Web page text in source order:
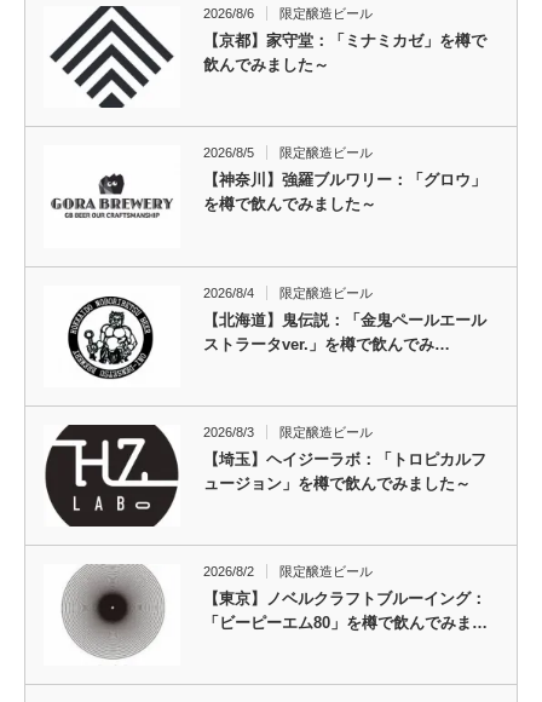
2026/8/6 限定醸造ビール
【京都】家守堂：「ミナミカゼ」を樽で
飲んでみました～
2026/8/5 限定醸造ビール
【神奈川】強羅ブルワリー：「グロウ」
を樽で飲んでみました～
2026/8/4 限定醸造ビール
【北海道】鬼伝説：「金鬼ペールエール
ストラータver.」を樽で飲んでみ…
2026/8/3 限定醸造ビール
【埼玉】ヘイジーラボ：「トロピカルフ
ュージョン」を樽で飲んでみました～
2026/8/2 限定醸造ビール
【東京】ノベルクラフトブルーイング：
「ビーピーエム80」を樽で飲んでみま…